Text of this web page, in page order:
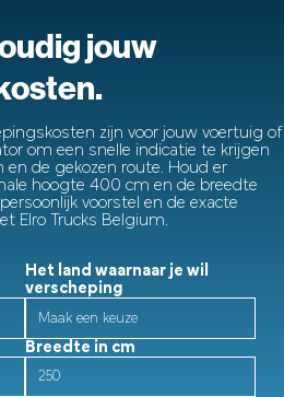
jouw
zijn voor jouw voertuig of
om een snelle indicatie te krijgen
de gekozen route. Houd er
hoogte 400 cm en de breedte
voorstel en de exacte
Elro Trucks Belgium.
Het land waarnaar je wil
verscheping
Breedte in cm